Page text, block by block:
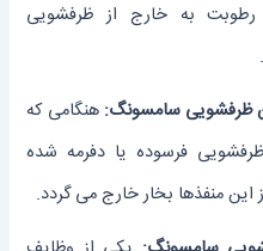
به خارج از ظرفشویی
ظرفشویی سامسونگ: هنگامی که
فرسوده یا دفرمه شده
این منفذ‌ها بخار خارج می گردد.